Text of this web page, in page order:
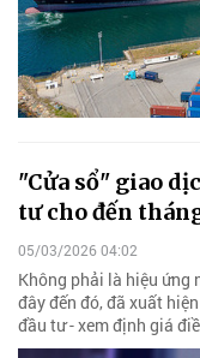
"Cửa sổ" giao
tư cho đến
05/03/2026 04:02
Không phải là hiệu ứng
đây đến đó, đã xuất
đầu tư - xem định giá